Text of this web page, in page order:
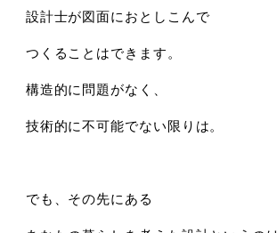
設計士が図面におとしこんで
つくることはできます。
構造的に問題がなく、
技術的に不可能でない限りは。
でも、その先にある